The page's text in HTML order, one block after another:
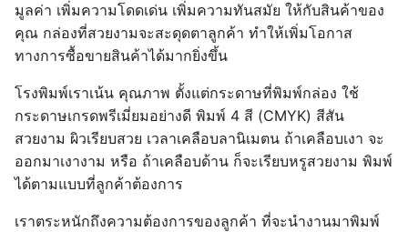
มูลค่า เพิ่มความโดดเด่น เพิ่มความทันสมัย ให้กับสินค้าของ
คุณ กล่องที่สวยงามจะสะดุดตาลูกค้า ทำให้เพิ่มโอกาส
ทางการซื้อขายสินค้าได้มากยิ่งขึ้น
โรงพิมพ์เราเน้น คุณภาพ ตั้งแต่กระดาษที่พิมพ์กล่อง ใช้
กระดาษเกรดพรีเมี่ยมอย่างดี พิมพ์ 4 สี (CMYK) สีสัน
สวยงาม ผิวเรียบสวย เวลาเคลือบลานิเมตน ถ้าเคลือบเงา จะ
ออกมาเงางาม หรือ ถ้าเคลือบด้าน ก็จะเรียบหรูสวยงาม พิมพ์
ได้ตามแบบที่ลูกค้าต้องการ
เราตระหนักถึงความต้องการของลูกค้า ที่จะนำงานมาพิมพ์